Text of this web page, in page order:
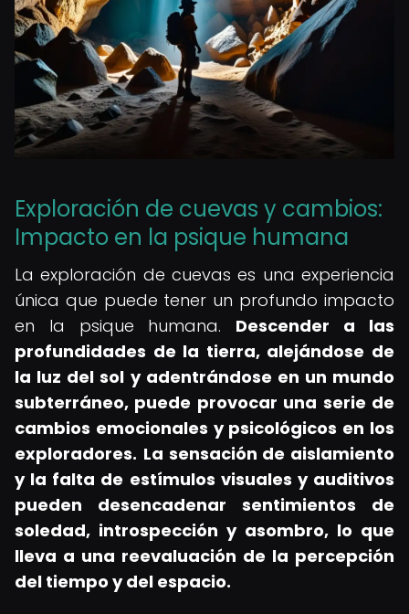
Exploración de cuevas y cambios:
Impacto en la psique humana
La exploración de cuevas es una experiencia
única que puede tener un profundo impacto
en la psique humana. Descender a las
profundidades de la tierra, alejándose de
la luz del sol y adentrándose en un mundo
subterráneo, puede provocar una serie de
cambios emocionales y psicológicos en los
exploradores. La sensación de aislamiento
y la falta de estímulos visuales y auditivos
pueden desencadenar sentimientos de
soledad, introspección y asombro, lo que
lleva a una reevaluación de la percepción
del tiempo y del espacio.